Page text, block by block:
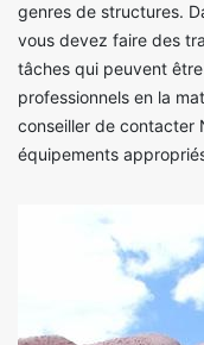
genres de structures.
vous devez faire des
tâches qui peuvent
professionnels en la
conseiller de contacter
équipements